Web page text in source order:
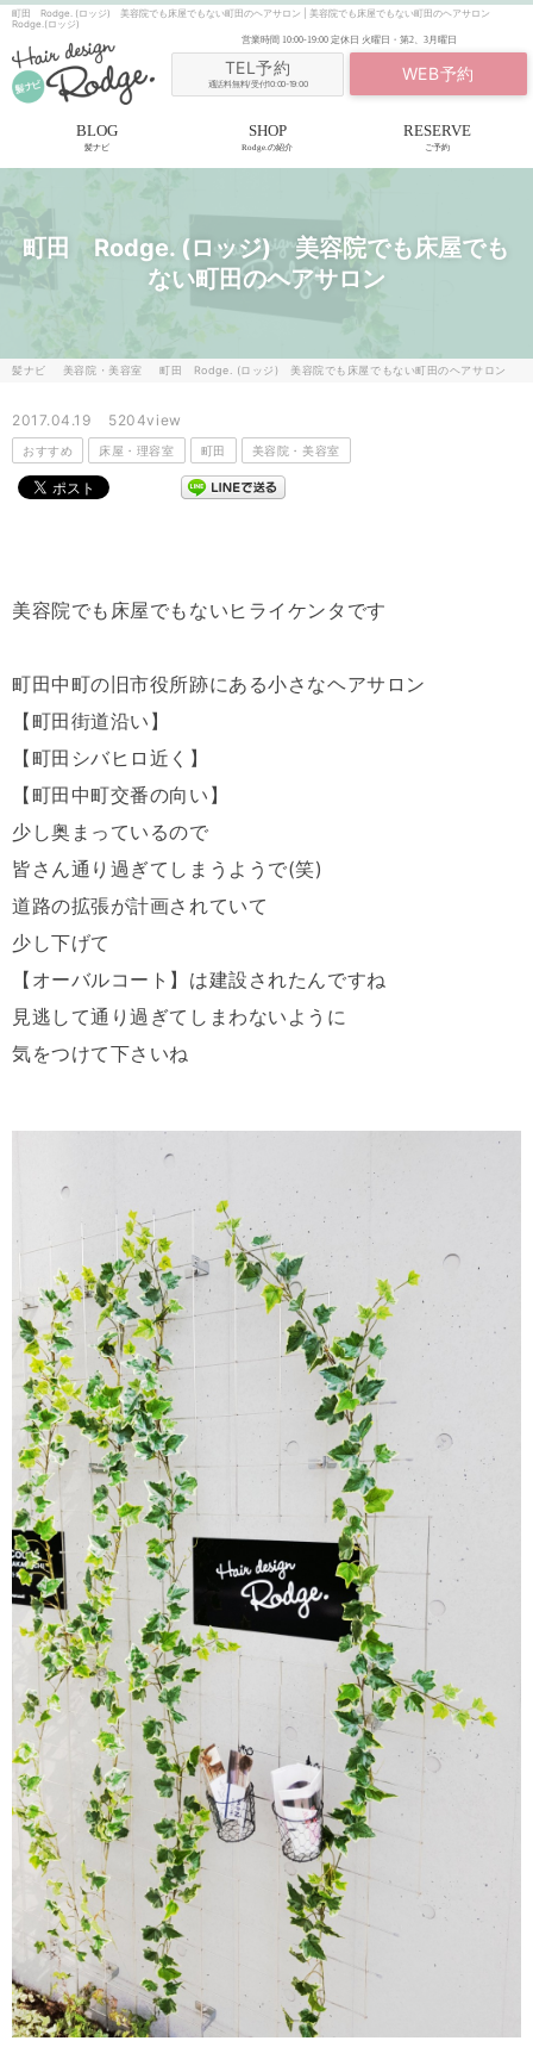
町田 Rodge. (ロッジ) 美容院でも床屋でもない町田のヘアサロン | 美容院でも床屋でもない町田のヘアサロン
Rodge.(ロッジ)
営業時間 10:00-19:00定休日 火曜日・第2、3月曜日
TEL予約
通話料無料/受付10:00-19:00
WEB予約
BLOG
髪ナビ
SHOP
Rodge.の紹介
RESERVE
ご予約
町田 Rodge. (ロッジ) 美容院でも床屋でも
ない町田のヘアサロン
髪ナビ 美容院・美容室 町田 Rodge. (ロッジ) 美容院でも床屋でもない町田のヘアサロン
2017.04.19 5204view
おすすめ 床屋・理容室 町田 美容院・美容室
美容院でも床屋でもないヒライケンタです
町田中町の旧市役所跡にある小さなヘアサロン
【町田街道沿い】
【町田シバヒロ近く】
【町田中町交番の向い】
少し奥まっているので
皆さん通り過ぎてしまうようで(笑)
道路の拡張が計画されていて
少し下げて
【オーバルコート】は建設されたんですね
見逃して通り過ぎてしまわないように
気をつけて下さいね